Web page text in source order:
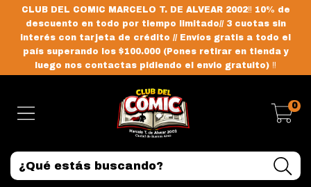
CLUB DEL COMIC MARCELO T. DE ALVEAR 2002‼️ 10% de
descuento en todo por tiempo limitado// 3 cuotas sin
interés con tarjeta de crédito // Envíos gratis a todo el
país superando los $100.000 (Pones retirar en tienda y
luego nos contactas pidiendo el envio gratuito) ‼️
0